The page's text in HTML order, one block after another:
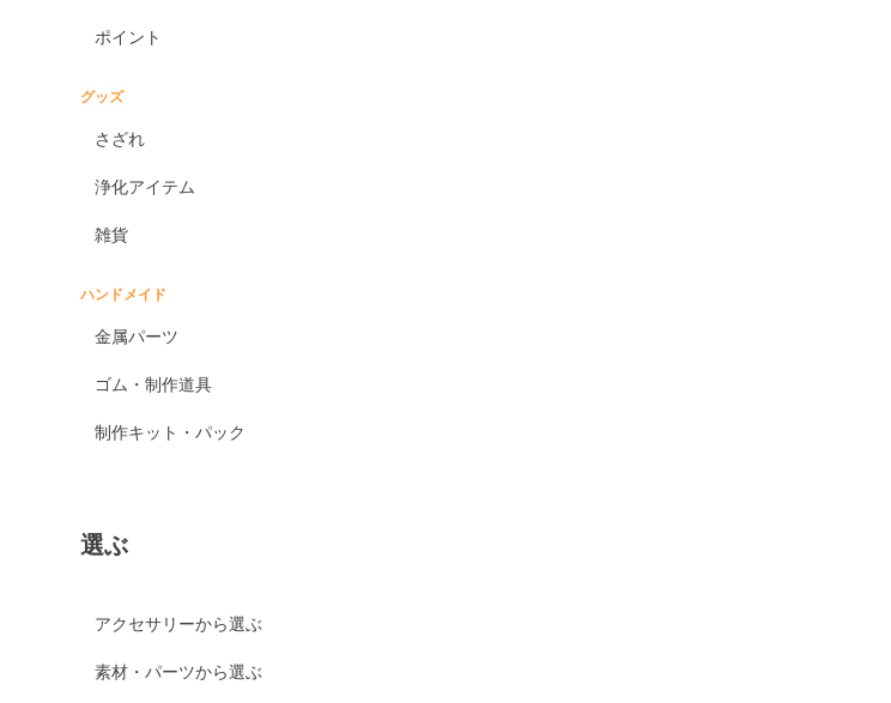
ポイント
グッズ
さざれ
浄化アイテム
雑貨
ハンドメイド
金属パーツ
ゴム・制作道具
制作キット・パック
選ぶ
アクセサリーから選ぶ
素材・パーツから選ぶ